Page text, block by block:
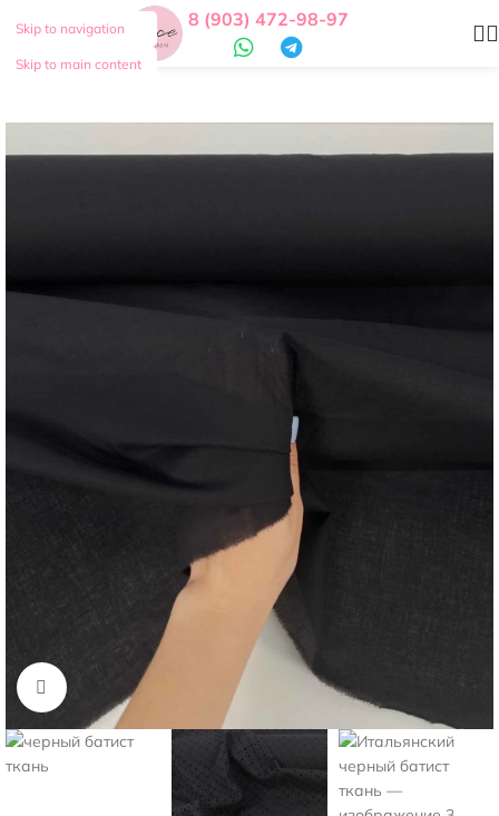
Skip to navigation
Skip to main content
8 (903) 472-98-97
Нажмите, чтобы увеличить